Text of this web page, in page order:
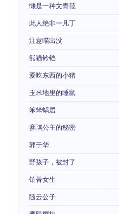
懒是一种文青范
此人绝非一凡丁
注意喵出没
熊猫铃铛
爱吃东西的小猪
玉米地里的睡鼠
笨笨蜗居
赛琪公主的秘密
郭于华
野孩子，被封了
铂菁女生
随云公子